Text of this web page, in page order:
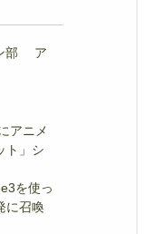
部 ア
アニメ
ト」シ
を使っ
に召喚